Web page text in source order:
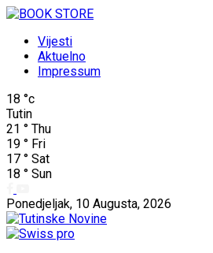
Vijesti
Aktuelno
Impressum
18 °c
Tutin
21 ° Thu
19 ° Fri
17 ° Sat
18 ° Sun
Ponedjeljak, 10 Augusta, 2026